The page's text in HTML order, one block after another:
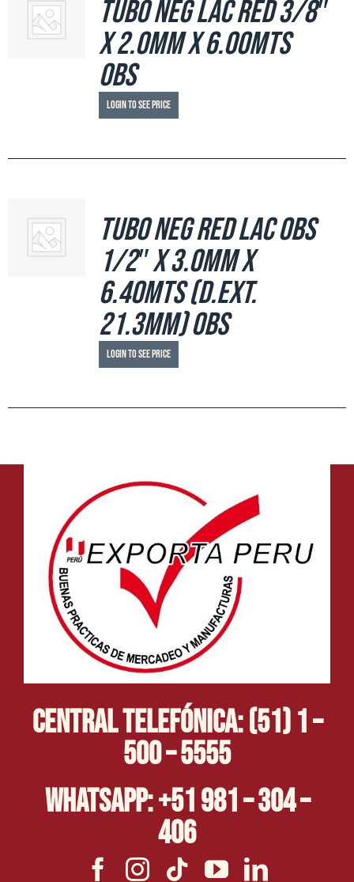
Tubo Neg LAC Red 3/8″
x 2.0mm x 6.00mts
OBS
Login to see price
Tubo Neg Red LAC OBS
1/2″ x 3.0mm x
6.40mts (d.ext.
21.3mm) OBS
Login to see price
Central Telefónica: (51) 1 –
500 – 5555
Whatsapp: +51 981 – 304 –
406